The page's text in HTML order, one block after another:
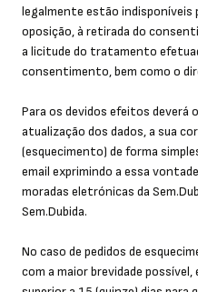
legalmente estão indisponíveis
oposição, à retirada do
a licitude do tratamento
consentimento, bem como o
Para os devidos efeitos
atualização dos dados, a sua
(esquecimento) de forma
email exprimindo a essa
moradas eletrónicas da
Sem.Dubida.
No caso de pedidos de
com a maior brevidade